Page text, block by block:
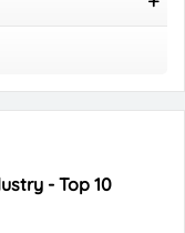
- Hòa Bình
- Top 10